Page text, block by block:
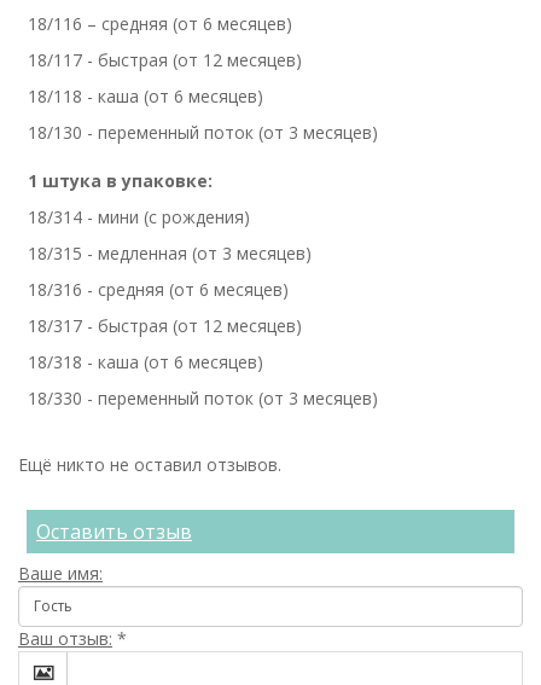
18/116 – средняя (от 6 месяцев)
18/117 - быстрая (от 12 месяцев)
18/118 - каша (от 6 месяцев)
18/130 - переменный поток (от 3 месяцев)
1 штука в упаковке:
18/314 - мини (с рождения)
18/315 - медленная (от 3 месяцев)
18/316 - средняя (от 6 месяцев)
18/317 - быстрая (от 12 месяцев)
18/318 - каша (от 6 месяцев)
18/330 - переменный поток (от 3 месяцев)
Ещё никто не оставил отзывов.
Оставить отзыв
Ваше имя:
Ваш отзыв: *
